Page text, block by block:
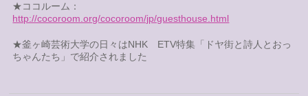
★ココルーム：
http://cocoroom.org/cocoroom/jp/guesthouse.html
★釜ヶ崎芸術大学の日々はNHK ETV特集「ドヤ街と詩人とおっ
ちゃんたち」で紹介されました